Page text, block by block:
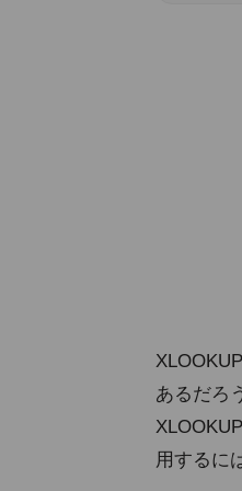
あるだろ
用するに